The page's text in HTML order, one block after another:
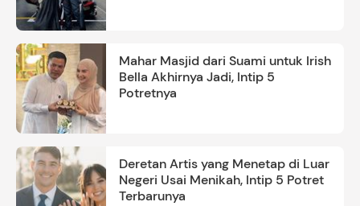
Mahar Masjid dari Suami untuk Irish
Bella Akhirnya Jadi, Intip 5
Potretnya
Deretan Artis yang Menetap di Luar
Negeri Usai Menikah, Intip 5 Potret
Terbarunya